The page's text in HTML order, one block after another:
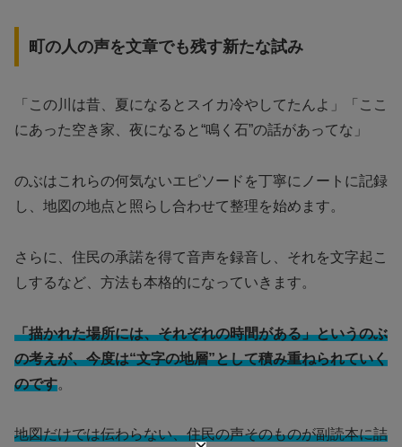
町の人の声を文章でも残す新たな試み
「この川は昔、夏になるとスイカ冷やしてたんよ」「ここ
にあった空き家、夜になると“鳴く石”の話があってな」
のぶはこれらの何気ないエピソードを丁寧にノートに記録
し、地図の地点と照らし合わせて整理を始めます。
さらに、住民の承諾を得て音声を録音し、それを文字起こ
しするなど、方法も本格的になっていきます。
「描かれた場所には、それぞれの時間がある」というのぶ
の考えが、今度は“文字の地層”として積み重ねられていく
のです。
地図だけでは伝わらない、住民の声そのものが副読本に詰